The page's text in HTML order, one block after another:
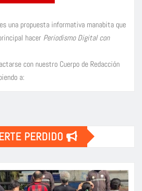
una propuesta informativa manabita que
hacer Periodismo Digital con
con nuestro Cuerpo de Redacción
a:
PERDIDO